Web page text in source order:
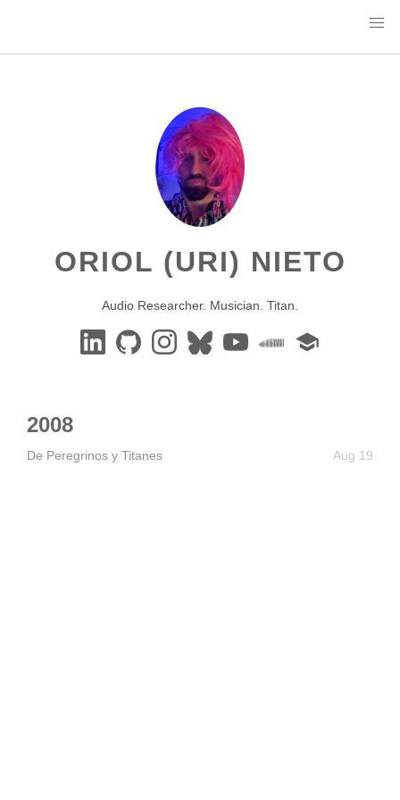
ORIOL (URI) NIETO
Audio Researcher. Musician. Titan.
2008
De Peregrinos y Titanes Aug 19